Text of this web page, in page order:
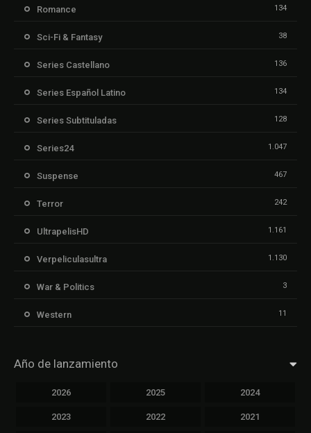
Romance 134
Sci-Fi & Fantasy 38
Series Castellano 136
Series Español Latino 134
Series Subtituladas 128
Series24 1.047
Suspense 467
Terror 242
UltrapelisHD 1.161
Verpeliculasultra 1.130
War & Politics 3
Western 11
Año de lanzamiento
2026 2025 2024
2023 2022 2021